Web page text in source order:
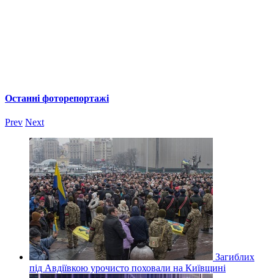
Останні фоторепортажі
Prev Next
Загиблих
під Авдіївкою урочисто поховали на Київщині